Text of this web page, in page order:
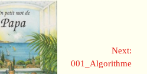
Next:
001_Algorithme